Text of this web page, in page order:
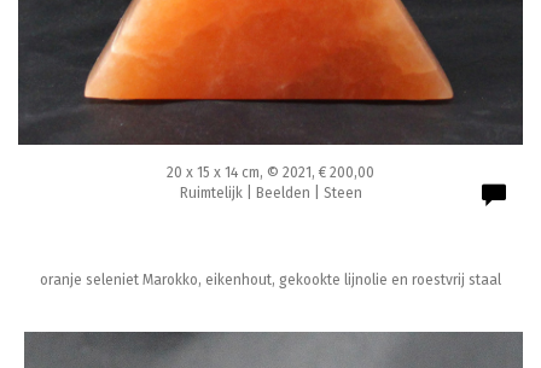
20 x 15 x 14 cm, © 2021, € 200,00
Ruimtelijk | Beelden | Steen
oranje seleniet Marokko, eikenhout, gekookte lijnolie en roestvrij staal